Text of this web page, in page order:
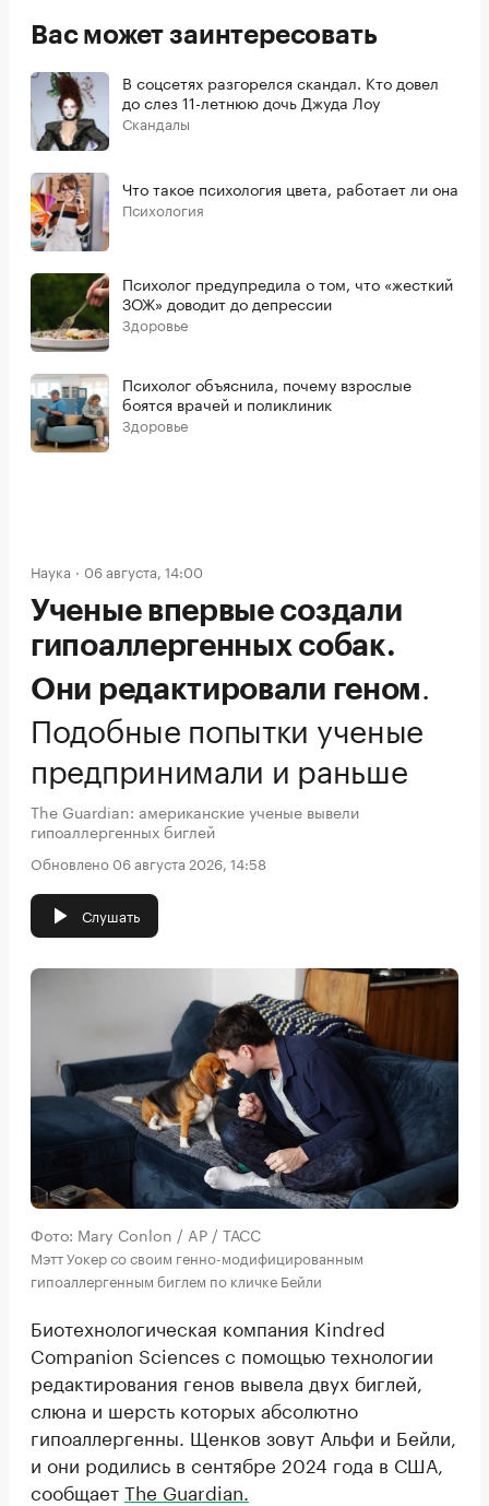
Вас может заинтересовать
В соцсетях разгорелся скандал. Кто довел
до слез 11-летнюю дочь Джуда Лоу
Скандалы
Что такое психология цвета, работает ли она
Психология
Психолог предупредила о том, что «жесткий
ЗОЖ» доводит до депрессии
Здоровье
Психолог объяснила, почему взрослые
боятся врачей и поликлиник
Здоровье
Наука 06 августа, 14:00
Ученые впервые создали
гипоаллергенных собак.
Они редактировали геном
Подобные попытки ученые
предпринимали и раньше
The Guardian: американские ученые вывели
гипоаллергенных биглей
Обновлено 06 августа 2026, 14:58
Слушать
Фото: Mary Conlon / AP / ТАСС
Мэтт Уокер со своим генно-модифицированным
гипоаллергенным биглем по кличке Бейли
Биотехнологическая компания Kindred
Companion Sciences с помощью технологии
редактирования генов вывела двух биглей,
слюна и шерсть которых абсолютно
гипоаллергенны. Щенков зовут Альфи и Бейли,
и они родились в сентябре 2024 года в США,
сообщаетThe Guardian.